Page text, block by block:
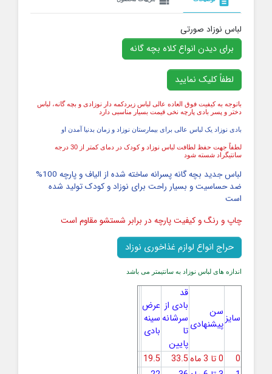
لباس نوزاد صورتی
برای دیدن انواع کلاه بچه گانه
لطفاً کلیک نمایید
باتوجه به کیفیت فوق العاده عالی لباس زیردکمه دار نوزادی و بچه گانه، لباس
دختر و پسر بادی پارچه نخی قیمت بسیار مناسبی دارد
بادی نوزاد یک لباس عالی برای بیمارستان نوزاد و زمان بدنیا آمدن او
لطفاً جهت حفظ لطافت لباس نوزاد و کودک در دمای کمتر از 30 درجه
سانتیگراد شسته شود
لباس جدید بچه گانه پسرانه ساخته شده از الیاف و پارچه 100%
ضد حساسیت و بسیار راحت برای نوزاد و کودک تولید شده
است
چاپ و رنگ و کیفیت پارچه در برابر شستشو مقاوم است
حراج انواع لوازم غذاخوری نوزاد
اندازه های لباس نوزاد به سانتیمتر می باشد
سایزسن
پیشنهادی
قد
بادی از
سرشانه
تا
پایین
عرض
سینه
بادی
0
0 تا 3 ماه 33.5
19.5